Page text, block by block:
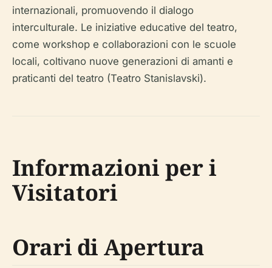
internazionali, promuovendo il dialogo
interculturale. Le iniziative educative del teatro,
come workshop e collaborazioni con le scuole
locali, coltivano nuove generazioni di amanti e
praticanti del teatro (Teatro Stanislavski).
Informazioni per i
Visitatori
Orari di Apertura